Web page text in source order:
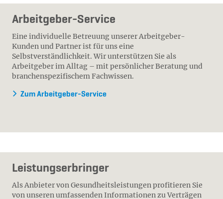
Arbeitgeber-Service
Eine individuelle Betreuung unserer Arbeitgeber-
Kunden und Partner ist für uns eine
Selbstverständlichkeit. Wir unterstützen Sie als
Arbeitgeber im Alltag – mit persönlicher Beratung und
branchenspezifischem Fachwissen.
Zum Arbeitgeber-Service
Leistungserbringer
Als Anbieter von Gesundheitsleistungen profitieren Sie
von unseren umfassenden Informationen zu Verträgen